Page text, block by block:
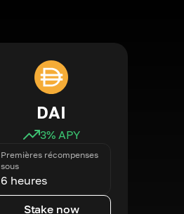
DAI
3% APY
Premières récompenses
sous
6 heures
Stake now